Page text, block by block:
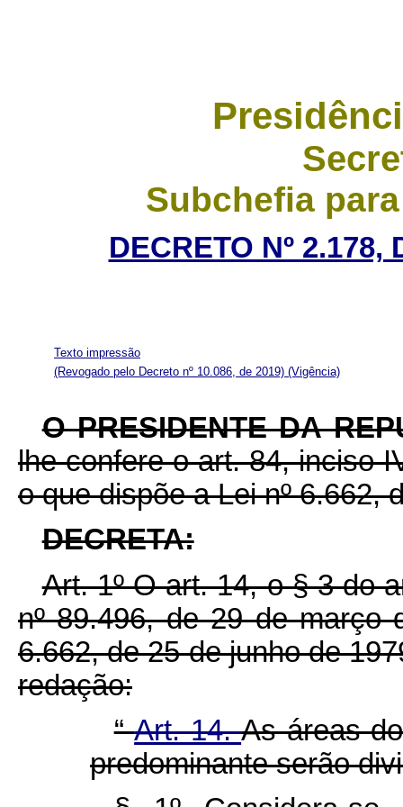
Subchefia
DECRETO Nº 2.178,
Texto impressão
(Revogado pelo Decreto nº 10.086, de 2019) (Vigência)
O PRESIDENTE DA
lhe confere o art. 84, inciso
o que dispõe a Lei nº 6.662,
DECRETA:
Art. 1º O art. 14, o § 3 do
nº 89.496, de 29 de março
6.662, de 25 de junho de
redação:
“Art. 14.As áreas
predominante serão